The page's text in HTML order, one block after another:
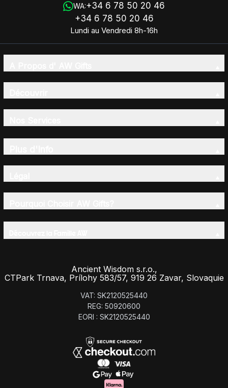
WA:+34 6 78 50 20 46
+34 6 78 50 20 46
Lundi au Vendredi 8h-16h
Ancient Wisdom s.r.o.,
CTPark Trnava, Prílohy 583/57, 919 26 Zavar, Slovaquie
VAT: SK2120525440
REG: 50920600
EORI : SK2120525440